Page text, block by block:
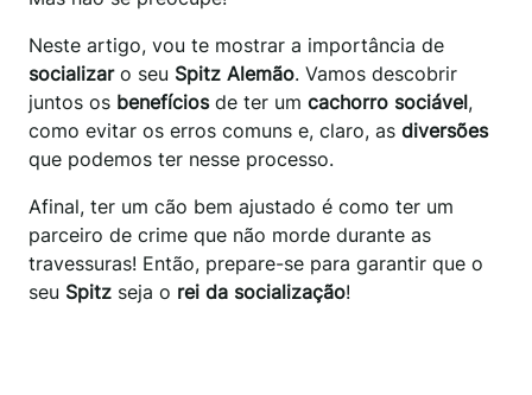
Neste artigo, vou te mostrar a importância de
socializaro seu Spitz Alemão. Vamos descobrir
juntos os benefíciosde ter um cachorro sociável,
como evitar os erros comuns e, claro, as diversões
que podemos ter nesse processo.
Afinal, ter um cão bem ajustado é como ter um
parceiro de crime que não morde durante as
travessuras! Então, prepare-se para garantir que o
seu Spitz seja o rei da socialização!